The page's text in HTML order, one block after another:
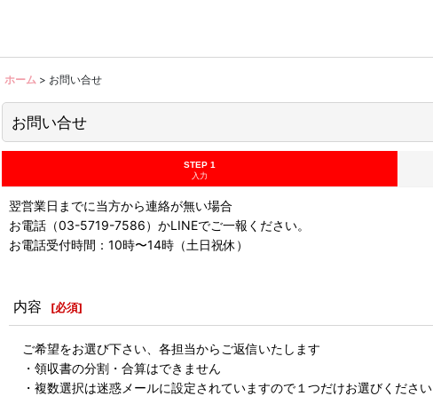
ホーム > お問い合せ
お問い合せ
STEP 1
入力
翌営業日までに当方から連絡が無い場合
お電話（03-5719-7586）かLINEでご一報ください。
お電話受付時間：10時〜14時（土日祝休）
内容 [必須]
ご希望をお選び下さい、各担当からご返信いたします
・領収書の分割・合算はできません
・複数選択は迷惑メールに設定されていますので１つだけお選びください